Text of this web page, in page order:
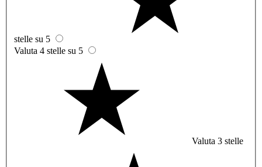
stelle su 5
Valuta 4 stelle su 5
Valuta 3 stelle